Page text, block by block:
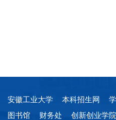
安徽工业大学 本科招生网
图书馆
财务处 创新创业学